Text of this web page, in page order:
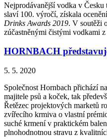
Nejprodávanější vodka v
slaví 100. výročí, získala
Drinks Awards 2019. V soutěži
zúčastněnými čistými vodkami
HORNBACH
5. 5. 2020
Společnost Hornbach přichází
majitele psů a koček, tak
Řetězec projektových marketů
zvířecího krmiva o vlastní
suché krmení v praktickém
plnohodnotnou stravu z